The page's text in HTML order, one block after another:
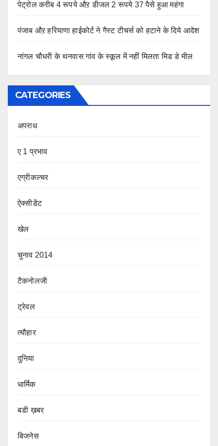
पेट्रोल करीब 4 रूपये औऱ डीजल 2 रूपये 37 पैसे हुआ महंगा
पंजाब औऱ हरियाणा हाईकोर्ट ने गैस्ट टीचर्स को हटाने के दिये आदेश
नांगल चौधरी के थनवास गांव के स्कूल में नहीं मिलता मिड डे मील
CATEGORIES
अपराध
ए 1 प्रभाव
एग्रीकल्चर
ऐक्सीडेंट
खेल
चुनाव 2014
टैकनोलजी
ट्रेवल
त्यौहार
दुनिया
धार्मिक
बडी ख़बर
बिजनेस